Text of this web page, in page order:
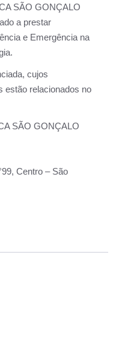
SÃO GONÇALO
a prestar
e Emergência na
cujos
estão relacionados no
SÃO GONÇALO
Centro – São